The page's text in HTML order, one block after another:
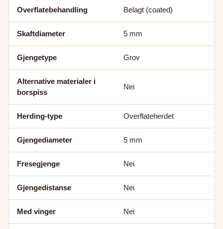
Overflatebehandling Belagt (coated)
Skaftdiameter 5 mm
Gjengetype Grov
Alternative materialer i
borspiss
Nei
Herding-type Overflateherdet
Gjengediameter 5 mm
Fresegjenge Nei
Gjengedistanse Nei
Med vinger Nei